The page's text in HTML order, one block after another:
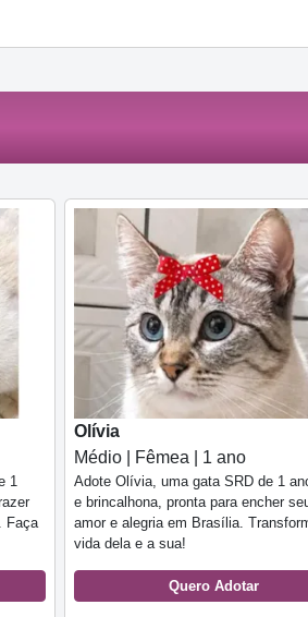
1
Faça
Olívia
Médio | Fêmea | 1 ano
Adote Olívia, uma gata SRD de 1
e brincalhona, pronta para encher
amor e alegria em Brasília.
vida dela e a sua!
Quero Adotar